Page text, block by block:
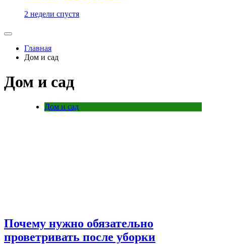
2 недели спустя
Главная
Дом и сад
Дом и сад
Дом и сад
Почему нужно обязательно
проветривать после уборки